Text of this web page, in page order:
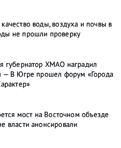
воды, воздуха и почвы в
не прошли проверку
губернатор ХМАО наградил
— В Югре прошел форум «Города
мост на Восточном объезде
власти анонсировали